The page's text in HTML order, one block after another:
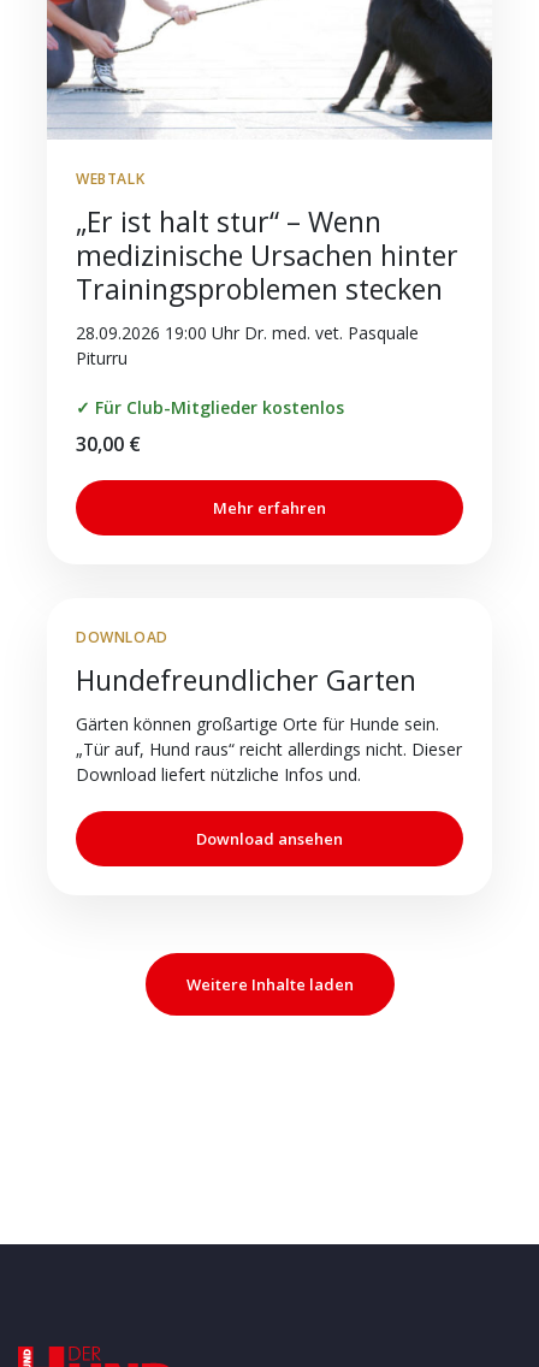
WEBTALK
„Er ist halt stur“ – Wenn
medizinische Ursachen hinter
Trainingsproblemen stecken
28.09.2026 19:00 Uhr Dr. med. vet. Pasquale
Piturru
✓ Für Club-Mitglieder kostenlos
30,00 €
Mehr erfahren
DOWNLOAD
Hundefreundlicher Garten
Gärten können großartige Orte für Hunde sein.
„Tür auf, Hund raus“ reicht allerdings nicht. Dieser
Download liefert nützliche Infos und.
Download ansehen
Weitere Inhalte laden